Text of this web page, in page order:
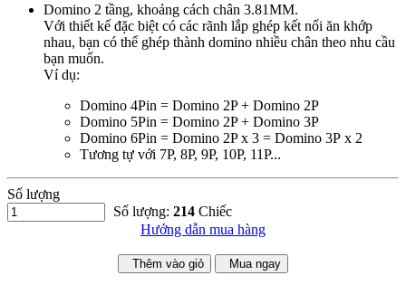
Domino 2 tầng, khoảng cách chân 3.81MM.
Với thiết kế đặc biệt có các rãnh lắp ghép kết nối ăn khớp
nhau, bạn có thể ghép thành domino nhiều chân theo nhu cầu
bạn muốn.
Ví dụ:
Domino 4Pin = Domino 2P + Domino 2P
Domino 5Pin = Domino 2P + Domino 3P
Domino 6Pin = Domino 2P x 3 = Domino 3P x 2
Tương tự với 7P, 8P, 9P, 10P, 11P...
Số lượng
Số lượng: 214 Chiếc
Hướng dẫn mua hàng
Thêm vào giỏ Mua ngay